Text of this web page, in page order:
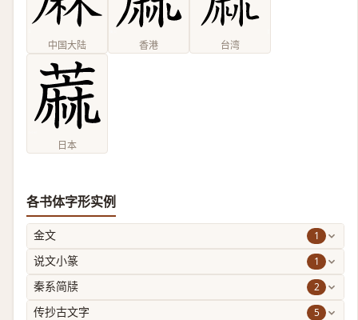
中国大陆 香港 台湾
日本
各书体字形实例
金文 1
说文小篆 1
秦系简牍 2
传抄古文字 5